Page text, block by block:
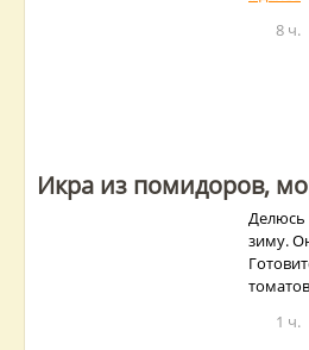
8 ч.
Икра из помидоров,
Делюсь
зиму.
1 ч.